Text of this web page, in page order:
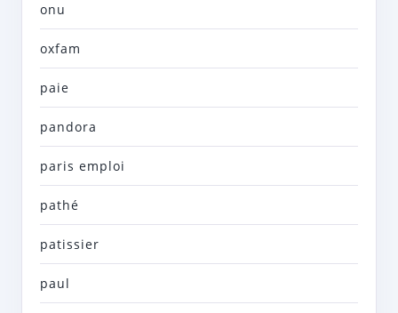
onu
oxfam
paie
pandora
paris emploi
pathé
patissier
paul